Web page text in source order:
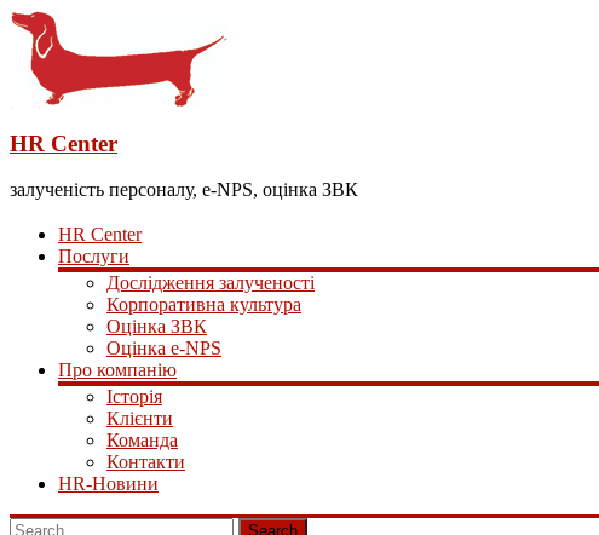
HR Center
залученість персоналу, e-NPS, оцінка ЗВК
HR Center
Послуги
Дослідження залученості
Корпоративна культура
Оцінка ЗВК
Оцінка e-NPS
Про компанію
Історія
Клієнти
Команда
Контакти
HR-Новини
Search